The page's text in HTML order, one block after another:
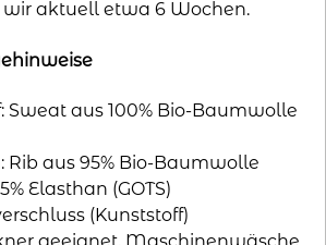
aktuell etwa 6 Wochen.
Sweat aus 100% Bio-Baumwolle
Rib aus 95% Bio-Baumwolle
Elasthan (GOTS)
(Kunststoff)